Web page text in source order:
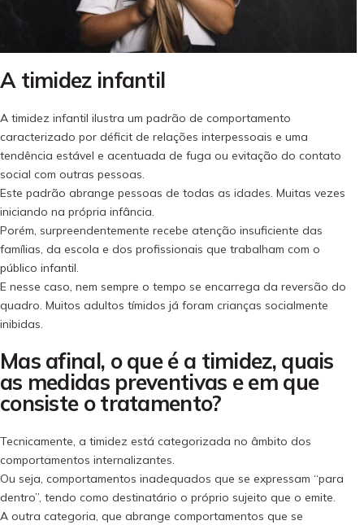
A timidez infantil
A timidez infantil ilustra um padrão de comportamento
caracterizado por déficit de relações interpessoais e uma
tendência estável e acentuada de fuga ou evitação do contato
social com outras pessoas.
Este padrão abrange pessoas de todas as idades. Muitas vezes
iniciando na própria infância.
Porém, surpreendentemente recebe atenção insuficiente das
famílias, da escola e dos profissionais que trabalham com o
público infantil.
E nesse caso, nem sempre o tempo se encarrega da reversão do
quadro. Muitos adultos tímidos já foram crianças socialmente
inibidas.
Mas afinal, o que é a timidez, quais
as medidas preventivas e em que
consiste o tratamento?
Tecnicamente, a timidez está categorizada no âmbito dos
comportamentos internalizantes.
Ou seja, comportamentos inadequados que se expressam “para
dentro”, tendo como destinatário o próprio sujeito que o emite.
A outra categoria, que abrange comportamentos que se